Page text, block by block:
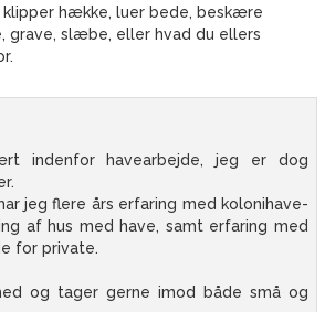
hække, luer bede, beskære
grave, slæbe, eller hvad du ellers
indenfor havearbejde, jeg er dog
jeg flere års erfaring med kolonihave-
af hus med have, samt erfaring med
for private.
og tager gerne imod både små og